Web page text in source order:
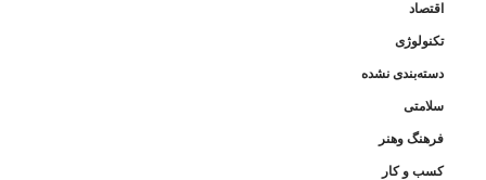
اقتصاد
تکنولوژی
دسته‌بندی نشده
سلامتی
فرهنگ وهنر
کسب و کار